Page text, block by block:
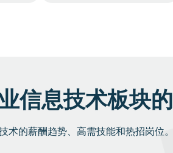
信息技术板块
术的薪酬趋势、高需技能和热招岗位